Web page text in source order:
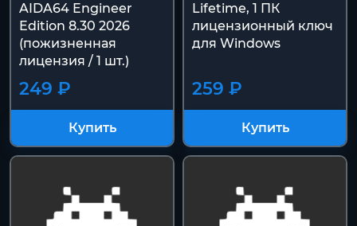
AIDA64 Engineer
Edition 8.30 2026
(пожизненная
лицензия / 1 шт.)
249 ₽
Купить
Lifetime, 1 ПК
лицензионный ключ
для Windows
259 ₽
Купить